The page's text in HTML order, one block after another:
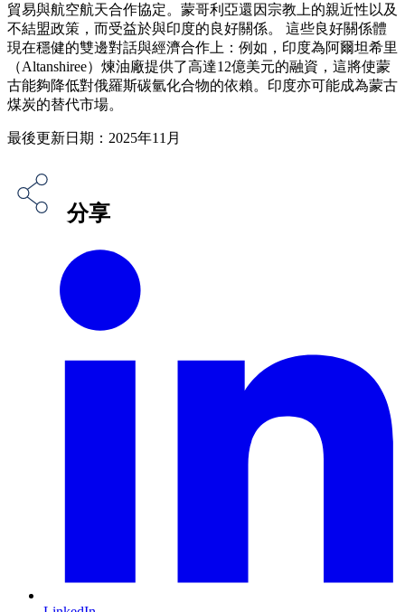
貿易與航空航天合作協定。蒙哥利亞還因宗教上的親近性以及
不結盟政策，而受益於與印度的良好關係。 這些良好關係體
現在穩健的雙邊對話與經濟合作上：例如，印度為阿爾坦希里
（Altanshiree）煉油廠提供了高達12億美元的融資，這將使蒙
古能夠降低對俄羅斯碳氫化合物的依賴。印度亦可能成為蒙古
煤炭的替代市場。
最後更新日期：2025年11月
分享